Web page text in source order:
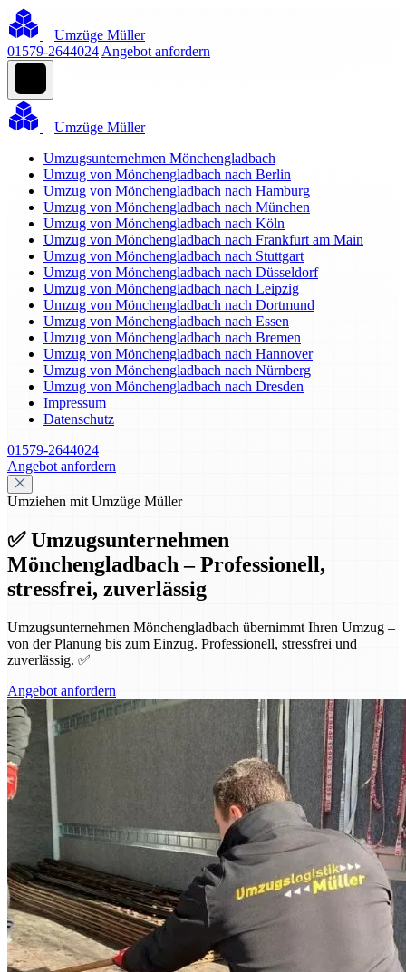
Umzüge Müller
01579-2644024 Angebot anfordern
Umzüge Müller
Umzugsunternehmen Mönchengladbach
Umzug von Mönchengladbach nach Berlin
Umzug von Mönchengladbach nach Hamburg
Umzug von Mönchengladbach nach München
Umzug von Mönchengladbach nach Köln
Umzug von Mönchengladbach nach Frankfurt am Main
Umzug von Mönchengladbach nach Stuttgart
Umzug von Mönchengladbach nach Düsseldorf
Umzug von Mönchengladbach nach Leipzig
Umzug von Mönchengladbach nach Dortmund
Umzug von Mönchengladbach nach Essen
Umzug von Mönchengladbach nach Bremen
Umzug von Mönchengladbach nach Hannover
Umzug von Mönchengladbach nach Nürnberg
Umzug von Mönchengladbach nach Dresden
Impressum
Datenschutz
01579-2644024
Angebot anfordern
Umziehen mit Umzüge Müller
✅ Umzugsunternehmen
Mönchengladbach – Professionell,
stressfrei, zuverlässig
Umzugsunternehmen Mönchengladbach übernimmt Ihren Umzug –
von der Planung bis zum Einzug. Professionell, stressfrei und
zuverlässig. ✅
Angebot anfordern